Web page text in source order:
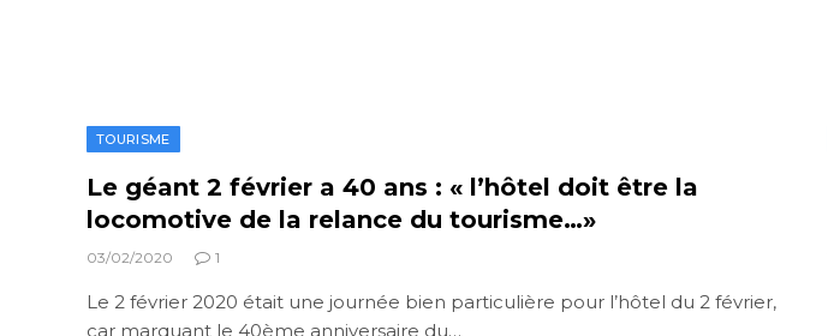
TOURISME
Le géant 2 février a 40 ans : « l’hôtel doit être la
locomotive de la relance du tourisme…»
03/02/2020 1
Le 2 février 2020 était une journée bien particulière pour l’hôtel du 2 février,
car marquant le 40ème anniversaire du…